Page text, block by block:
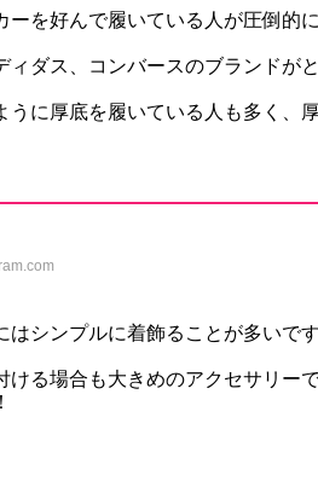
ーを好んで履いている人が圧倒的
ィダス、コンバースのブランドが
うに厚底を履いている人も多く、
はシンプルに着飾ることが多いで
ける場合も大きめのアクセサリー